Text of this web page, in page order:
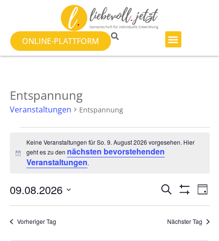
ONLINE-PLATTFORM
Entspannung
Veranstaltungen Entspannung
Hinweis
Keine Veranstaltungen für So. 9. August 2026 vorgesehen. Hier
geht es zu den nächsten bevorstehenden
Veranstaltungen.
Suche
und
SUCHE TAG
09.08.2026
wählen.
Vorheriger Tag Nächster Tag